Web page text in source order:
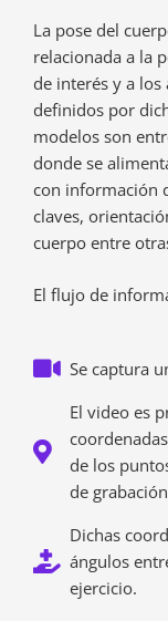
La pose del
relacionada a la
de interés y a
definidos por
modelos son
donde se
con información
claves,
cuerpo entre
El flujo de
Se captura
El video es
de los
de
Dichas
ángulos
ejercicio.